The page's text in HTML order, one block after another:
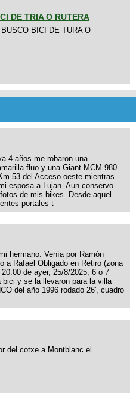
DE TRIA O RUTERA
BICI DE TURA O
4 años me robaron una
fluo y una Giant MCM 980
53 del Acceso oeste mientras
esposa a Lujan. Aun conservo
de mis bikes. Desde aquel
portales t
hermano. Venía por Ramón
a Rafael Obligado en Retiro (zona
de ayer, 25/8/2025, 6 o 7
bici y se la llevaron para la villa
del año 1996 rodado 26', cuadro
del cotxe a Montblanc el